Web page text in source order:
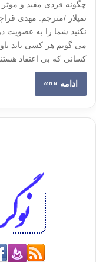
چگونه فردی مفید و موثر
تمپلار /مترجم: مهدی
نکنید شما را به
می گویم هر کسی باید
کسانی که بی اعتقاد
ادامه »»»